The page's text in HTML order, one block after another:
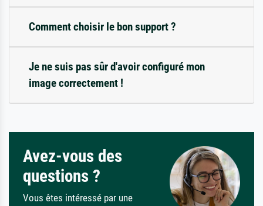
Comment choisir le bon support ?
Je ne suis pas sûr d'avoir configuré mon
image correctement !
Avez-vous des
questions ?
Vous êtes intéressé par une